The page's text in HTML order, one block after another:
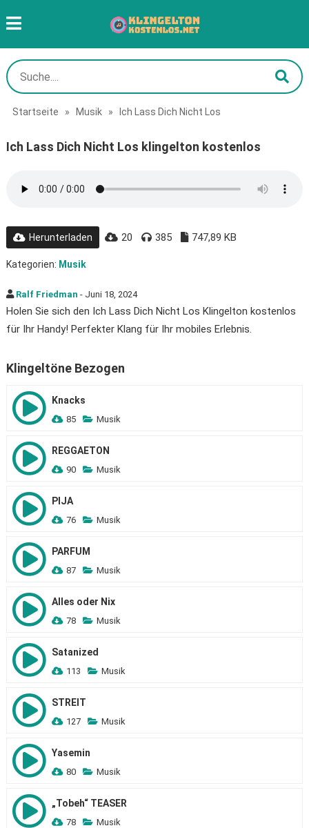
Startseite » Musik » Ich Lass Dich Nicht Los
Ich Lass Dich Nicht Los klingelton kostenlos
Herunterladen 20 385 747,89 KB
Kategorien: Musik
Ralf Friedman - Juni 18, 2024
Holen Sie sich den Ich Lass Dich Nicht Los Klingelton kostenlos
für Ihr Handy! Perfekter Klang für Ihr mobiles Erlebnis.
Klingeltöne Bezogen
Knacks
85 Musik
REGGAETON
90 Musik
PIJA
76 Musik
PARFUM
87 Musik
Alles oder Nix
78 Musik
Satanized
113 Musik
STREIT
127 Musik
Yasemin
80 Musik
„Tobeh“ TEASER
78 Musik